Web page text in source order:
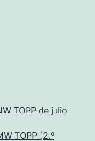
TOPP de julio
TOPP (2.º